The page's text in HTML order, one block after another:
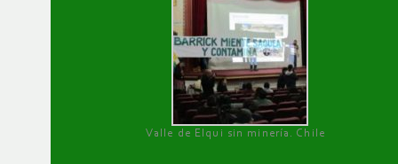
Valle de Elqui sin minería. Chile